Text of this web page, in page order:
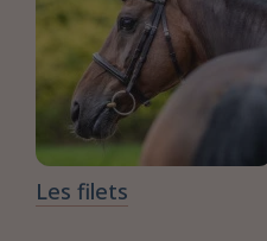
Les filets